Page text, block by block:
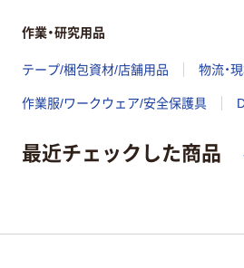
作業・研究用品
テープ/梱包資材/店舗用品 物流・
作業服/ワークウェア/安全保護具
最近チェックした商品